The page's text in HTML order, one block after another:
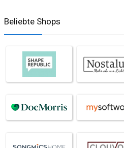
Beliebte Shops